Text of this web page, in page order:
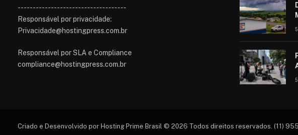
------------------------------------
Responsável por privacidade:
Privacidade@hostingpress.com.br
Responsável por SLA e Compliance
compliance@hostingpress.com.br
Criado e Desenvolvido por Hosting Prime Brasil © 2026 Todos direitos reservados. (11)